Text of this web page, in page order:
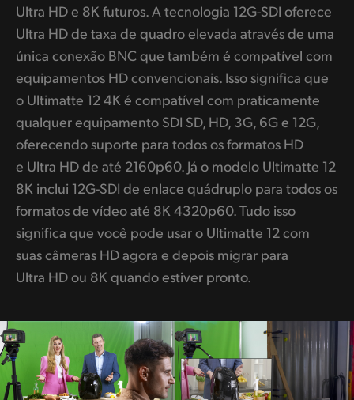
Ultra HD e 8K futuros. A tecnologia 12G-SDI oferece
Ultra HD de taxa de quadro elevada através de uma
única conexão BNC que também é compatível com
equipamentos HD convencionais. Isso significa que
o Ultimatte 12 4K é compatível com praticamente
qualquer equipamento SDI SD, HD, 3G, 6G e 12G,
oferecendo suporte para todos os formatos HD
e Ultra HD de até 2160p60. Já o modelo Ultimatte 12
8K inclui 12G-SDI de enlace quádruplo para todos os
formatos de vídeo até 8K 4320p60. Tudo isso
significa que você pode usar o Ultimatte 12 com
suas câmeras HD agora e depois migrar para
Ultra HD ou 8K quando estiver pronto.